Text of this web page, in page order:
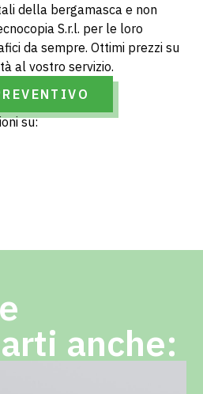
della bergamasca e non
S.r.l. per le loro
da sempre. Ottimi prezzi su
al vostro servizio.
su:
anche: